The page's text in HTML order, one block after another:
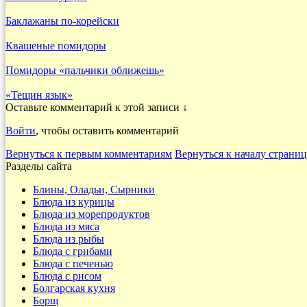
Баклажаны по-корейски
Квашеные помидоры
Помидоры «пальчики оближешь»
«Тещин язык»
Оставьте комментарий к этой записи ↓
Войти, чтобы оставить комментарий
Вернуться к первым комментариям Вернуться к началу
Разделы сайта
Блины, Оладьи, Сырники
Блюда из курицы
Блюда из морепродуктов
Блюда из мяса
Блюда из рыбы
Блюда с грибами
Блюда с печенью
Блюда с рисом
Болгарская кухня
Борщ